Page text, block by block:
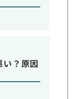
？原因